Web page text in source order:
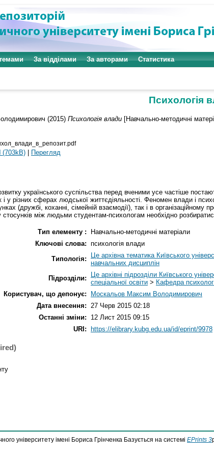
За відділами За авторами Статистика
Психологія
(2015) Психологія влади [Навчально-методичні
(703kB) | Перегляд
українського суспільства перед вченими усе частіше
і у різних сферах людської життєдіяльності. Феномен влади і
(дружбі, коханні, сімейній взаємодії), так і в організаційному
стосунків між людьми студентам-психологам необхідно
Тип елементу :
Навчально-методичні матеріали
Ключові слова: психологія влади
Типологія:
Це архівна тематика Київського
навчальних дисциплін
Підрозділи:
Це архівні підрозділи Київського
спеціальної освіти > Кафедра
Користувач, що депонує:
Москальов Максим Володимирович
Дата внесення:
27 Черв 2015 02:18
Останні зміни:
12 Лист 2015 09:15
URI:
https://elibrary.kubg.edu.ua/id/eprint/9978
університету імені Бориса Грінченка Базується на системі EPrints 3